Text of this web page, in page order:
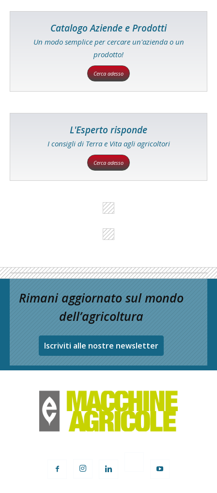
Catalogo Aziende e Prodotti
Un modo semplice per cercare un'azienda o un
prodotto!
Cerca adesso
L'Esperto risponde
I consigli di Terra e Vita agli agricoltori
Cerca adesso
Rimani aggiornato sul mondo
dell’agricoltura
Iscriviti alle nostre newsletter